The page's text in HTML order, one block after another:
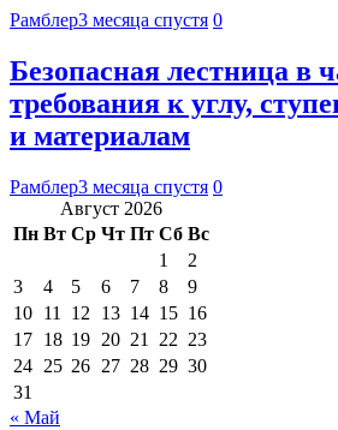
Рамблер3 месяца спустя 0
Безопасная лестница в
требования к углу,
и материалам
Рамблер3 месяца спустя 0
Август 2026
Пн Вт Ср Чт Пт Сб Вс
1
2
3
4 5 6 7 8
9
10 11 12 13 14 15 16
17 18 19 20 21 22 23
24 25 26 27 28 29 30
31
« Май